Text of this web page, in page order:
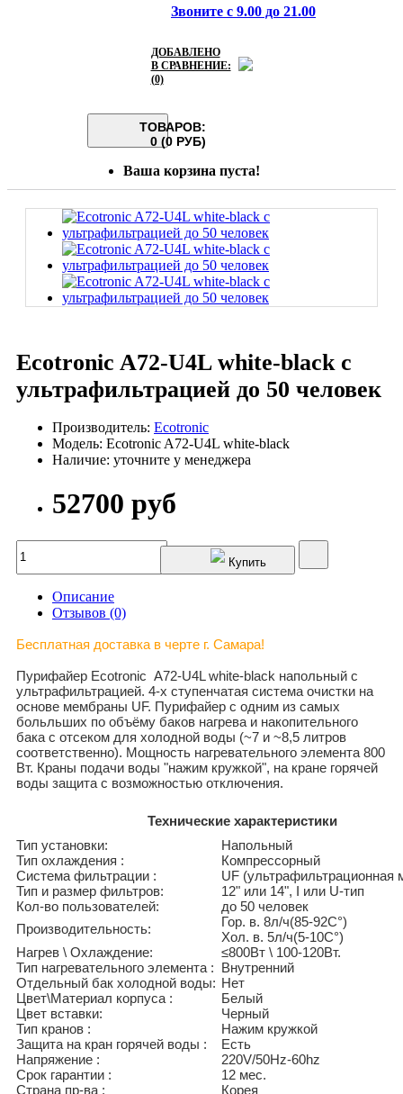
Звоните с 9.00 до 21.00
ДОБАВЛЕНО
В СРАВНЕНИЕ:
(0)
ТОВАРОВ:
0 (0 РУБ)
Ваша корзина пуста!
Ecotronic A72-U4L white-black с
ультрафильтрацией до 50 человек
Производитель: Ecotronic
Модель: Ecotronic A72-U4L white-black
Наличие: уточните у менеджера
52700 руб
Купить
Описание
Отзывов (0)
Бесплатная доставка в черте г. Самара!
Пурифайер Ecotronic A72-U4L white-black напольный с
ультрафильтрацией. 4-х ступенчатая система очистки на
основе мембраны UF. Пурифайер с одним из самых
больльших по объёму баков нагрева и накопительного
бака с отсеком для холодной воды (~7 и ~8,5 литров
соответственно). Мощность нагревательного элемента 800
Вт. Краны подачи воды "нажим кружкой", на кране горячей
воды защита с возможностью отключения.
Технические характеристики
Тип установки:
Напольный
Тип охлаждения :
Компрессорный
Система фильтрации :
UF (ультрафильтрационная
Тип и размер фильтров:
12" или 14", I или U-тип
Кол-во пользователей:
до 50 человек
Производительность:
Гор. в. 8л/ч(85-92C°)
Хол. в. 5л/ч(5-10C°)
Нагрев \ Охлаждение:
≤800Вт \ 100-120Вт.
Тип нагревательного элемента : Внутренний
Отдельный бак холодной воды: Нет
Цвет\Материал корпуса :
Белый
Цвет вставки:
Черный
Тип кранов :
Нажим кружкой
Защита на кран горячей воды :
Есть
Напряжение :
220V/50Hz-60hz
Срок гарантии :
12 мес.
Страна пр-ва :
Корея